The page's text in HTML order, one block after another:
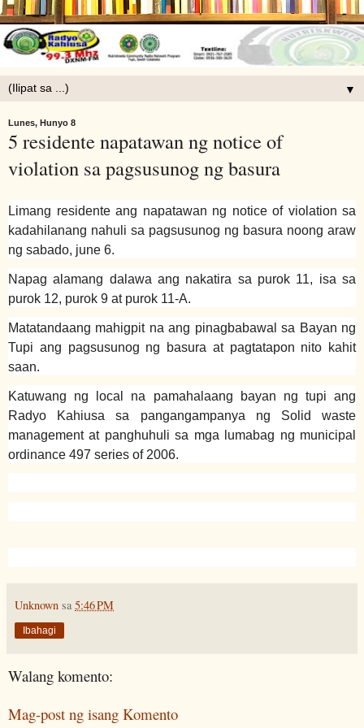
▼
Lunes, Hunyo 8
5 residente napatawan ng notice of
violation sa pagsusunog ng basura
Limang residente ang napatawan ng notice of violation sa
kadahilanang nahuli sa pagsusunog ng basura noong araw
ng sabado, june 6.
Napag alamang dalawa ang nakatira sa purok 11, isa sa
purok 12, purok 9 at purok 11-A.
Matatandaang mahigpit na ang pinagbabawal sa Bayan ng
Tupi ang pagsusunog ng basura at pagtatapon nito kahit
saan.
Katuwang ng local na pamahalaang bayan ng tupi ang
Radyo Kahiusa sa pangangampanya ng Solid waste
management at panghuhuli sa mga lumabag ng municipal
ordinance 497 series of 2006.
Unknown sa 5:46 PM
Ibahagi
Walang komento:
Mag-post ng isang Komento